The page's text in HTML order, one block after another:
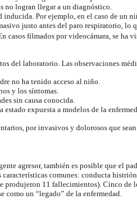
no logran llegar a un diagnóstico.
Por ejemplo, en el caso de un
justo antes del paro respiratorio, lo
casos filmados por videocámara, se ha
del laboratorio. Las observaciones
no ha tenido acceso al niño.
y los síntomas.
sin causa conocida.
expuesta a modelos de la
por invasivos y dolorosos que
agresor, también es posible que el
comunes: conducta
produjeron 11 fallecimientos). Cinco de
como un “legado” de la enfermedad.